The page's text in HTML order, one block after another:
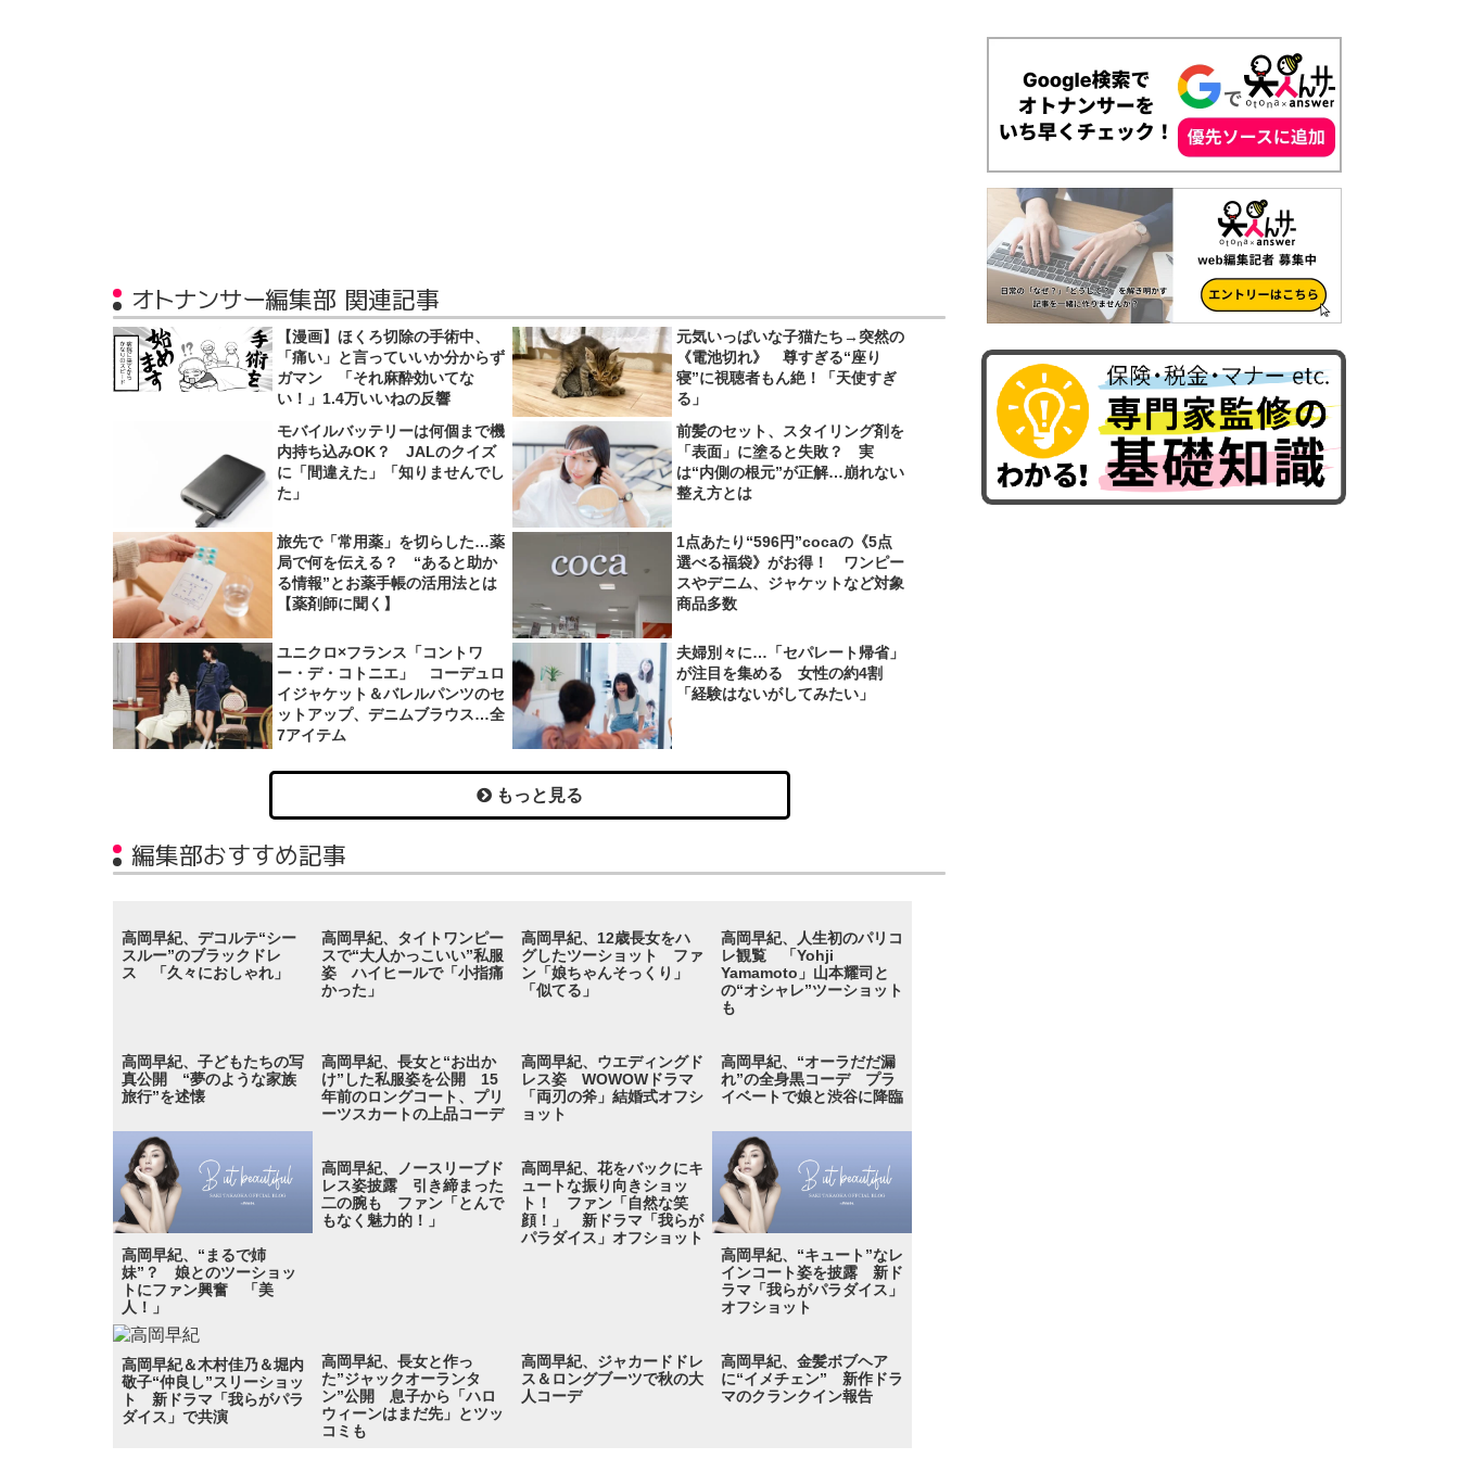
オトナンサー編集部 関連記事
【漫画】ほくろ切除の手術中、
「痛い」と言っていいか分からず
ガマン 「それ麻酔効いてな
い！」1.4万いいねの反響
元気いっぱいな子猫たち→突然の
《電池切れ》 尊すぎる“座り
寝”に視聴者もん絶！「天使すぎ
る」
モバイルバッテリーは何個まで機
内持ち込みOK？ JALのクイズ
に「間違えた」「知りませんでし
た」
前髪のセット、スタイリング剤を
「表面」に塗ると失敗？ 実
は“内側の根元”が正解…崩れない
整え方とは
旅先で「常用薬」を切らした…薬
局で何を伝える？ “あると助か
る情報”とお薬手帳の活用法とは
【薬剤師に聞く】
1点あたり“596円”cocaの《5点
選べる福袋》がお得！ ワンピー
スやデニム、ジャケットなど対象
商品多数
ユニクロ×フランス「コントワ
ー・デ・コトニエ」 コーデュロ
イジャケット＆バレルパンツのセ
ットアップ、デニムブラウス…全
7アイテム
夫婦別々に…「セパレート帰省」
が注目を集める 女性の約4割
「経験はないがしてみたい」
もっと見る
編集部おすすめ記事
高岡早紀、デコルテ“シー
スルー”のブラックドレ
ス 「久々におしゃれ」
高岡早紀、タイトワンピー
スで“大人かっこいい”私服
姿 ハイヒールで「小指痛
かった」
高岡早紀、12歳長女をハ
グしたツーショット ファ
ン「娘ちゃんそっくり」
「似てる」
高岡早紀、人生初のパリコ
レ観覧 「Yohji
Yamamoto」山本耀司と
の“オシャレ”ツーショット
も
高岡早紀、子どもたちの写
真公開 “夢のような家族
旅行”を述懐
高岡早紀、長女と“お出か
け”した私服姿を公開 15
年前のロングコート、プリ
ーツスカートの上品コーデ
高岡早紀、ウエディングド
レス姿 WOWOWドラマ
「両刃の斧」結婚式オフシ
ョット
高岡早紀、“オーラだだ漏
れ”の全身黒コーデ プラ
イベートで娘と渋谷に降臨
高岡早紀、“まるで姉
妹”？ 娘とのツーショッ
トにファン興奮 「美
人！」
高岡早紀、ノースリーブド
レス姿披露 引き締まった
二の腕も ファン「とんで
もなく魅力的！」
高岡早紀、花をバックにキ
ュートな振り向きショッ
ト！ ファン「自然な笑
顔！」 新ドラマ「我らが
パラダイス」オフショット
高岡早紀、“キュート”なレ
インコート姿を披露 新ド
ラマ「我らがパラダイス」
オフショット
高岡早紀＆木村佳乃＆堀内
敬子“仲良し”スリーショッ
ト 新ドラマ「我らがパラ
ダイス」で共演
高岡早紀、長女と作っ
た”ジャックオーランタ
ン”公開 息子から「ハロ
ウィーンはまだ先」とツッ
コミも
高岡早紀、ジャカードドレ
ス＆ロングブーツで秋の大
人コーデ
高岡早紀、金髪ボブヘア
に“イメチェン” 新作ドラ
マのクランクイン報告